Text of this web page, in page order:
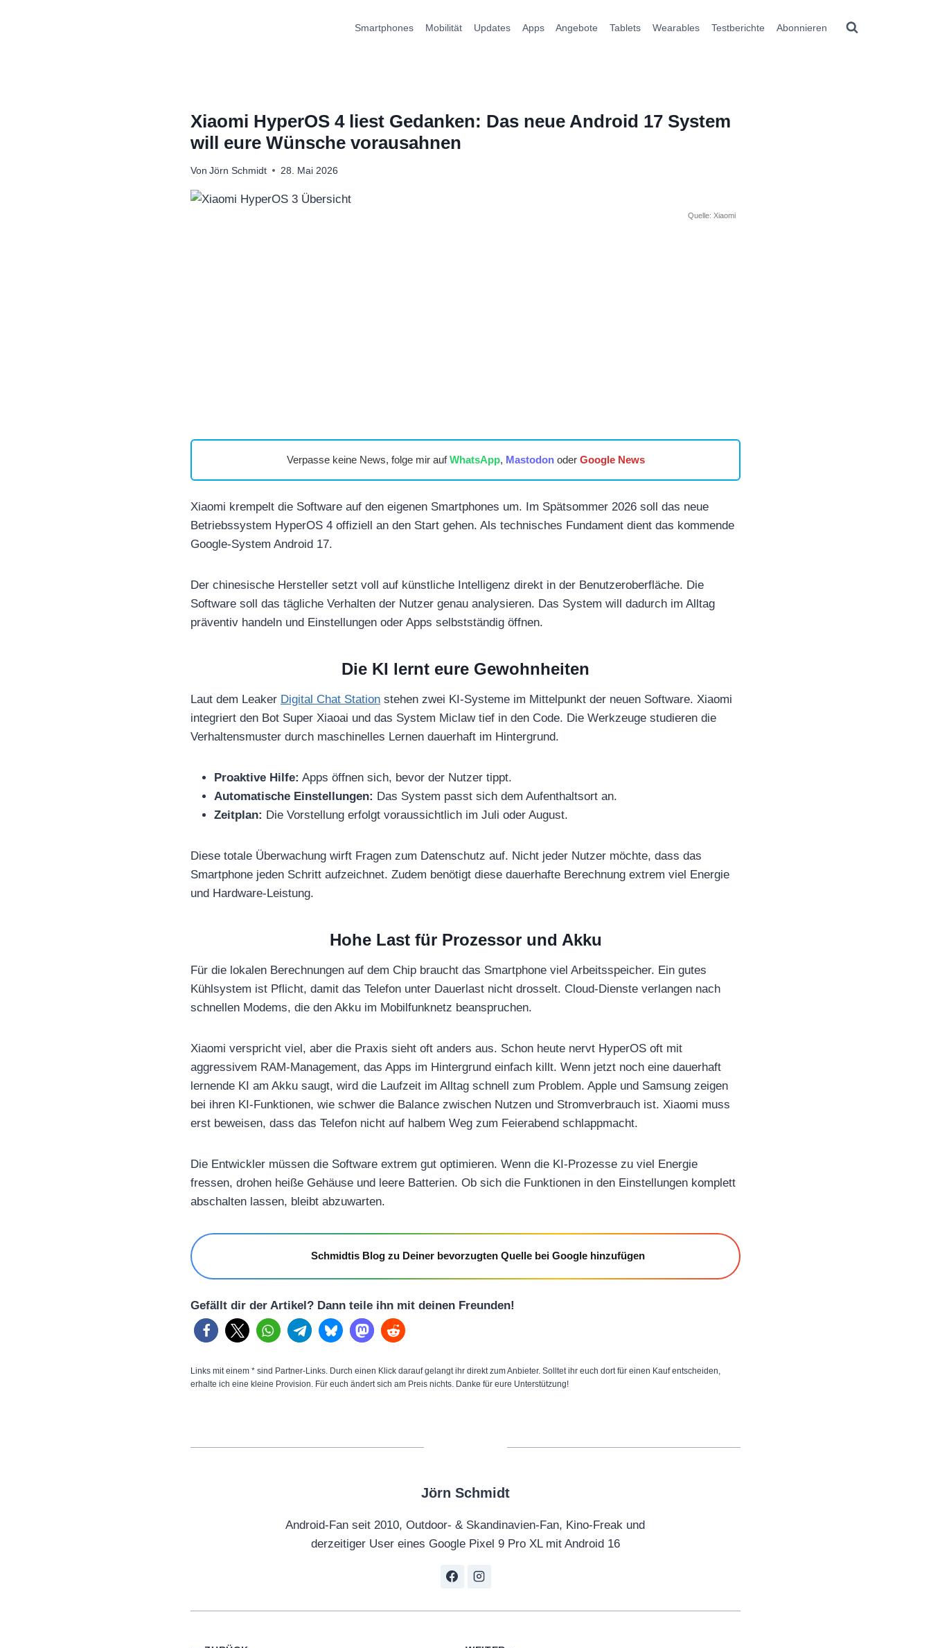
Smartphones Mobilität Updates Apps Angebote Tablets Wearables Testberichte Abonnieren
Xiaomi HyperOS 4 liest Gedanken: Das neue Android 17 System
will eure Wünsche vorausahnen
Von Jörn Schmidt 28. Mai 2026
Quelle: Xiaomi
Verpasse keine News, folge mir aufWhatsApp, Mastodonoder Google News
Xiaomi krempelt die Software auf den eigenen Smartphones um. Im Spätsommer 2026 soll das neue
Betriebssystem HyperOS 4 offiziell an den Start gehen. Als technisches Fundament dient das kommende
Google-System Android 17.
Der chinesische Hersteller setzt voll auf künstliche Intelligenz direkt in der Benutzeroberfläche. Die
Software soll das tägliche Verhalten der Nutzer genau analysieren. Das System will dadurch im Alltag
präventiv handeln und Einstellungen oder Apps selbstständig öffnen.
Die KI lernt eure Gewohnheiten
Laut dem Leaker Digital Chat Station stehen zwei KI-Systeme im Mittelpunkt der neuen Software. Xiaomi
integriert den Bot Super Xiaoai und das System Miclaw tief in den Code. Die Werkzeuge studieren die
Verhaltensmuster durch maschinelles Lernen dauerhaft im Hintergrund.
Proaktive Hilfe: Apps öffnen sich, bevor der Nutzer tippt.
Automatische Einstellungen: Das System passt sich dem Aufenthaltsort an.
Zeitplan: Die Vorstellung erfolgt voraussichtlich im Juli oder August.
Diese totale Überwachung wirft Fragen zum Datenschutz auf. Nicht jeder Nutzer möchte, dass das
Smartphone jeden Schritt aufzeichnet. Zudem benötigt diese dauerhafte Berechnung extrem viel Energie
und Hardware-Leistung.
Hohe Last für Prozessor und Akku
Für die lokalen Berechnungen auf dem Chip braucht das Smartphone viel Arbeitsspeicher. Ein gutes
Kühlsystem ist Pflicht, damit das Telefon unter Dauerlast nicht drosselt. Cloud-Dienste verlangen nach
schnellen Modems, die den Akku im Mobilfunknetz beanspruchen.
Xiaomi verspricht viel, aber die Praxis sieht oft anders aus. Schon heute nervt HyperOS oft mit
aggressivem RAM-Management, das Apps im Hintergrund einfach killt. Wenn jetzt noch eine dauerhaft
lernende KI am Akku saugt, wird die Laufzeit im Alltag schnell zum Problem. Apple und Samsung zeigen
bei ihren KI-Funktionen, wie schwer die Balance zwischen Nutzen und Stromverbrauch ist. Xiaomi muss
erst beweisen, dass das Telefon nicht auf halbem Weg zum Feierabend schlappmacht.
Die Entwickler müssen die Software extrem gut optimieren. Wenn die KI-Prozesse zu viel Energie
fressen, drohen heiße Gehäuse und leere Batterien. Ob sich die Funktionen in den Einstellungen komplett
abschalten lassen, bleibt abzuwarten.
Schmidtis Blog zu Deiner bevorzugten Quelle bei Google hinzufügen
Gefällt dir der Artikel? Dann teile ihn mit deinen Freunden!
Links mit einem * sind Partner-Links. Durch einen Klick darauf gelangt ihr direkt zum Anbieter. Solltet ihr euch dort für einen Kauf entscheiden,
erhalte ich eine kleine Provision. Für euch ändert sich am Preis nichts. Danke für eure Unterstützung!
Jörn Schmidt
Android-Fan seit 2010, Outdoor- & Skandinavien-Fan, Kino-Freak und
derzeitiger User eines Google Pixel 9 Pro XL mit Android 16